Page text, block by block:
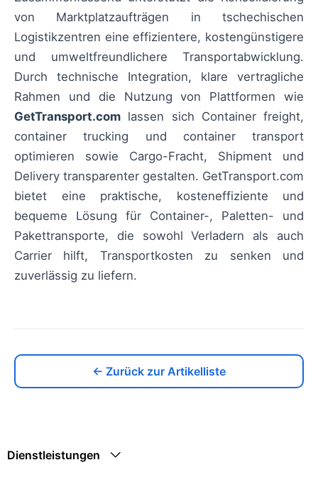
von Marktplatzaufträgen in tschechischen
Logistikzentren eine effizientere, kostengünstigere
und umweltfreundlichere Transportabwicklung.
Durch technische Integration, klare vertragliche
Rahmen und die Nutzung von Plattformen wie
GetTransport.com lassen sich Container freight,
container trucking und container transport
optimieren sowie Cargo-Fracht, Shipment und
Delivery transparenter gestalten. GetTransport.com
bietet eine praktische, kosteneffiziente und
bequeme Lösung für Container-, Paletten- und
Pakettransporte, die sowohl Verladern als auch
Carrier hilft, Transportkosten zu senken und
zuverlässig zu liefern.
← Zurück zur Artikelliste
Dienstleistungen